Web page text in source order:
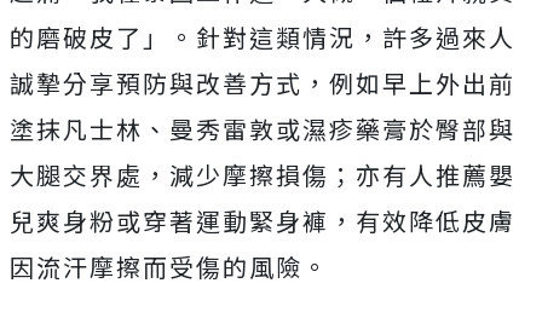
的磨破皮了」。針對這類情況，許多過來人
誠摯分享預防與改善方式，例如早上外出前
塗抹凡士林、曼秀雷敦或濕疹藥膏於臀部與
大腿交界處，減少摩擦損傷；亦有人推薦嬰
兒爽身粉或穿著運動緊身褲，有效降低皮膚
因流汗摩擦而受傷的風險。